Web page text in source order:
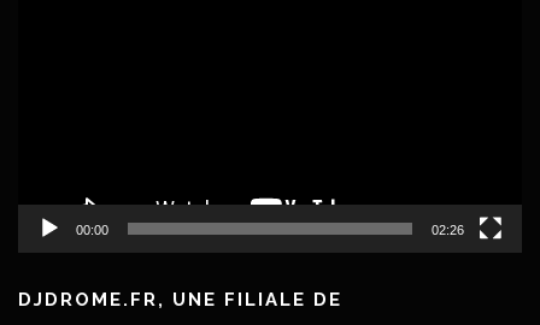
00:00 02:26
DJDROME.FR, UNE FILIALE DE